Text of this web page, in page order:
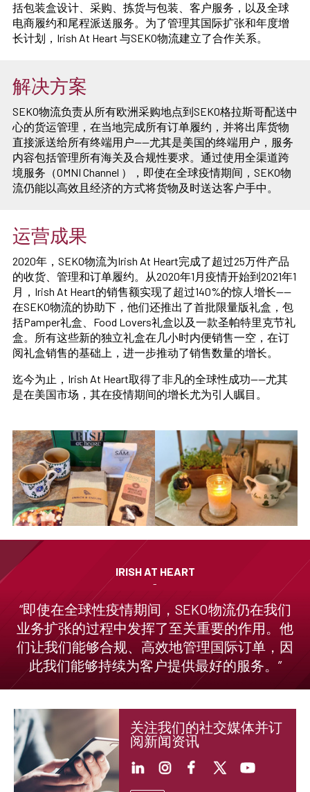
括包装盒设计、采购、拣货与包装、客户服务，以及全球
电商履约和尾程派送服务。为了管理其国际扩张和年度增
长计划，Irish At Heart 与SEKO物流建立了合作关系。
解决方案
SEKO物流负责从所有欧洲采购地点到SEKO格拉斯哥配送中
心的货运管理，在当地完成所有订单履约，并将出库货物
直接派送给所有终端用户——尤其是美国的终端用户，服务
内容包括管理所有海关及合规性要求。通过使用全渠道跨
境服务（OMNI Channel ），即使在全球疫情期间，SEKO物
流仍能以高效且经济的方式将货物及时送达客户手中。
运营成果
2020年，SEKO物流为Irish At Heart完成了超过25万件产品
的收货、管理和订单履约。从2020年1月疫情开始到2021年1
月，Irish At Heart的销售额实现了超过140%的惊人增长——
在SEKO物流的协助下，他们还推出了首批限量版礼盒，包
括Pamper礼盒、Food Lovers礼盒以及一款圣帕特里克节礼
盒。所有这些新的独立礼盒在几小时内便销售一空，在订
阅礼盒销售的基础上，进一步推动了销售数量的增长。
迄今为止，Irish At Heart取得了非凡的全球性成功——尤其
是在美国市场，其在疫情期间的增长尤为引人瞩目。
IRISH AT HEART
-
“即使在全球性疫情期间，SEKO物流仍在我们
业务扩张的过程中发挥了至关重要的作用。他
们让我们能够合规、高效地管理国际订单，因
此我们能够持续为客户提供最好的服务。”
关注我们的社交媒体并订
阅新闻资讯